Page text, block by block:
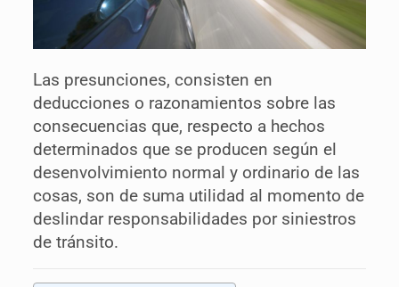
Las presunciones, consisten en
deducciones o razonamientos sobre las
consecuencias que, respecto a hechos
determinados que se producen según el
desenvolvimiento normal y ordinario de las
cosas, son de suma utilidad al momento de
deslindar responsabilidades por siniestros
de tránsito.